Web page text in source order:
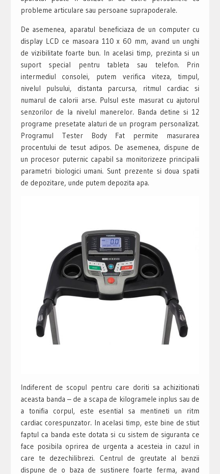
probleme articulare sau persoane suprapoderale.
De asemenea, aparatul beneficiaza de un computer cu
display LCD ce masoara 110 x 60 mm, avand un unghi
de vizibilitate foarte bun. In acelasi timp, prezinta si un
suport special pentru tableta sau telefon. Prin
intermediul consolei, putem verifica viteza, timpul,
nivelul pulsului, distanta parcursa, ritmul cardiac si
numarul de calorii arse. Pulsul este masurat cu ajutorul
senzorilor de la nivelul manerelor. Banda detine si 12
programe presetate alaturi de un program personalizat.
Programul Tester Body Fat permite masurarea
procentului de tesut adipos. De asemenea, dispune de
un procesor puternic capabil sa monitorizeze principalii
parametri biologici umani. Sunt prezente si doua spatii
de depozitare, unde putem depozita apa.
Indiferent de scopul pentru care doriti sa achizitionati
aceasta banda – de a scapa de kilogramele inplus sau de
a tonifia corpul, este esential sa mentineti un ritm
cardiac corespunzator. In acelasi timp, este bine de stiut
faptul ca banda este dotata si cu sistem de siguranta ce
face posibila oprirea de urgenta a acesteia in cazul in
care te dezechilibrezi. Centrul de greutate al benzii
dispune de o baza de sustinere foarte ferma, avand